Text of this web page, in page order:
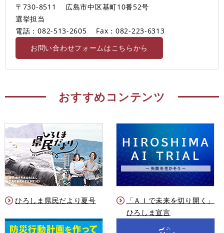
〒730-8511
広島市中区基町10番52号
選挙担当
電話：082-513-2605
Fax：082-223-6313
お問い合わせフォームはこちらから
おすすめコンテンツ
ひろしま県民だより夏号
「ＡＩで未来を切り開く」
ひろしま宣言